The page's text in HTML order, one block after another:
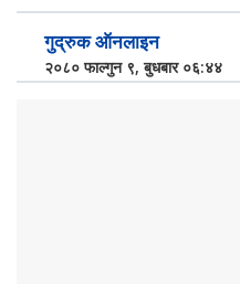
गुद्रुक ऑनलाइन
२०८० फाल्गुन ९, बुधबार ०६:४४